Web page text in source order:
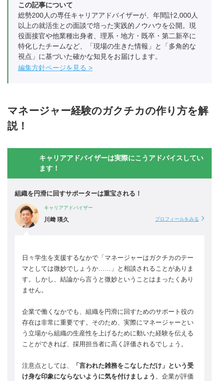
この記事について
総勢200人の専任キャリアアドバイザーが、年間計2,000人
以上の就活生との面談で培った実践的ノウハウを公開。現
役面接官や他業種出身者、理系・地方・既卒・第二新卒に
特化したチームなど、「現場の生きた情報」と「多角的な
視点」に基づいた確かな知見をお届けします。
編集方針ページを見る
マネージャー経験のガクチカの作り方を解
説！
キャリアアドバイザーは実際にこうアドバイスしてい
ます！
組織を円滑に回すサポーターは重宝される！
キャリアアドバイザー
川﨑 瑛久 プロフィールをみる
日々学生を支援するなかで「マネージャーはガクチカのテー
マとしては微妙でしょうか……」と相談されることがありま
す。しかし、結論から言うと微妙ということはまったくあり
ません。
企業で働くなかでも、組織を円滑に回すためのサポート役の
存在は非常に重要です。そのため、実際にマネージャーとい
う立場から組織の生産性を上げるために動いた経験を伝える
ことができれば、採用担当者に高く評価されるでしょう。
注意点としては、
「言われた雑務をこなしただけ」という受
け身な印象にならないように気を付けましょう 。企業が評価